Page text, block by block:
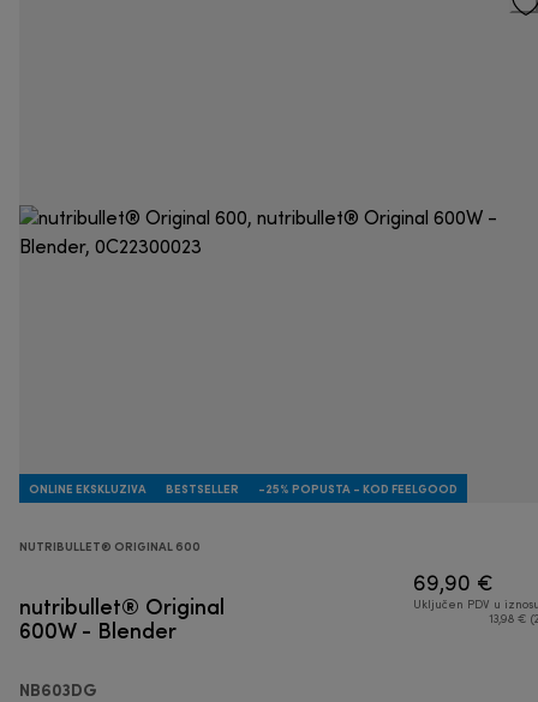
ONLINE EKSKLUZIVA BESTSELLER -25% POPUSTA - KOD FEELGOOD
NUTRIBULLET® ORIGINAL 600
nutribullet® Original
600W - Blender
NB603DG
69,90 €
Uključen PDV u
13,98 €